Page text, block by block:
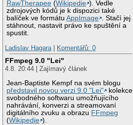
RawTherapee (Wikipedie ). Vedle
zdrojových kódů je k dispozici také
balíček ve formátuAppImage . Stačí jej
stáhnout, nastavit právo ke spuštění a
spustit.
Ladislav Hagara
Komentářů: 0
FFmpeg 9.0 "Lei"
4.8. 20:44 | Zajímavý článek
Jean-Baptiste Kempf na svém blogu
představil novou verzi 9.0 "Lei"
kolekce
svobodného softwaru umožňujícího
nahrávání, konverzi a streamovaní
digitálního zvuku a obrazu FFmpeg
(Wikipedie ).